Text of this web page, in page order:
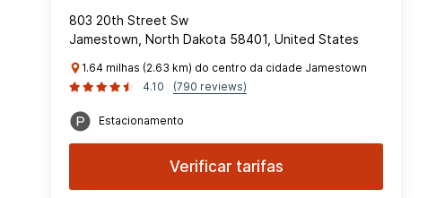
803 20th Street Sw
Jamestown, North Dakota 58401, United States
1.64 milhas (2.63 km) do centro da cidade Jamestown
4.10
(790 reviews)
Estacionamento
Verificar tarifas